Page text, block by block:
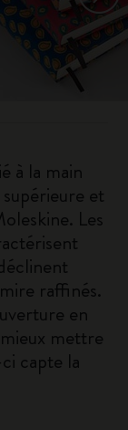
à la main
et
Les
raffinés.
en
mettre
capte la